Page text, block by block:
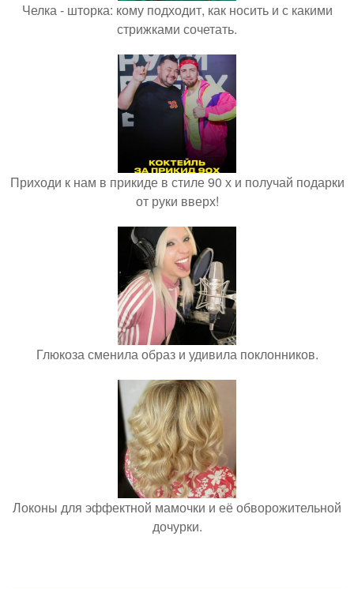
Челка - шторка: кому подходит, как носить и с какими
стрижками сочетать.
Приходи к нам в прикиде в стиле 90 х и получай подарки
от руки вверх!
Глюкоза сменила образ и удивила поклонников.
Локоны для эффектной мамочки и её обворожительной
дочурки.